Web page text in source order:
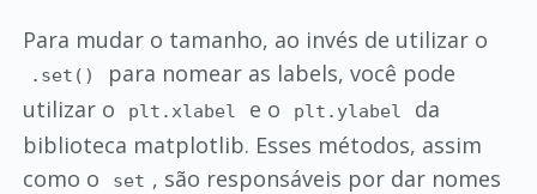
Para mudar o tamanho, ao invés de utilizar o
.set()
para nomear as labels, você pode
utilizar o
plt.xlabel e o plt.ylabel
da
biblioteca matplotlib. Esses métodos, assim
como o
set , são responsáveis por dar nomes